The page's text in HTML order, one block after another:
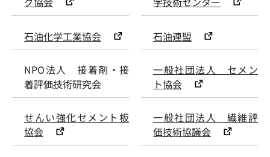
石油化学工業協会 石油連盟
NPO法人 接着剤・接
着評価技術研究会
一般社団法人 セメン
ト協会
せんい強化セメント板
協会
一般社団法人 繊維評
価技術協議会